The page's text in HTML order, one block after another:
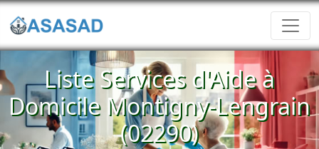
Liste Services d'Aide à
Domicile Montigny-Lengrain
(02290)